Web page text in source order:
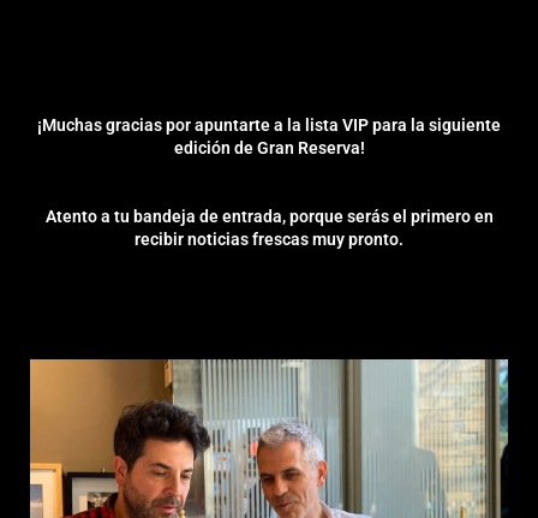
¡Muchas gracias por apuntarte a la lista VIP para la siguiente
edición de Gran Reserva!
Atento a tu bandeja de entrada, porque serás el primero en
recibir noticias frescas muy pronto.